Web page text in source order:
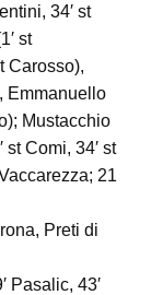
34′ st
st
Carosso),
Emmanuello
Mustacchio
st Comi, 34′ st
21
Preti di
Pasalic, 43′